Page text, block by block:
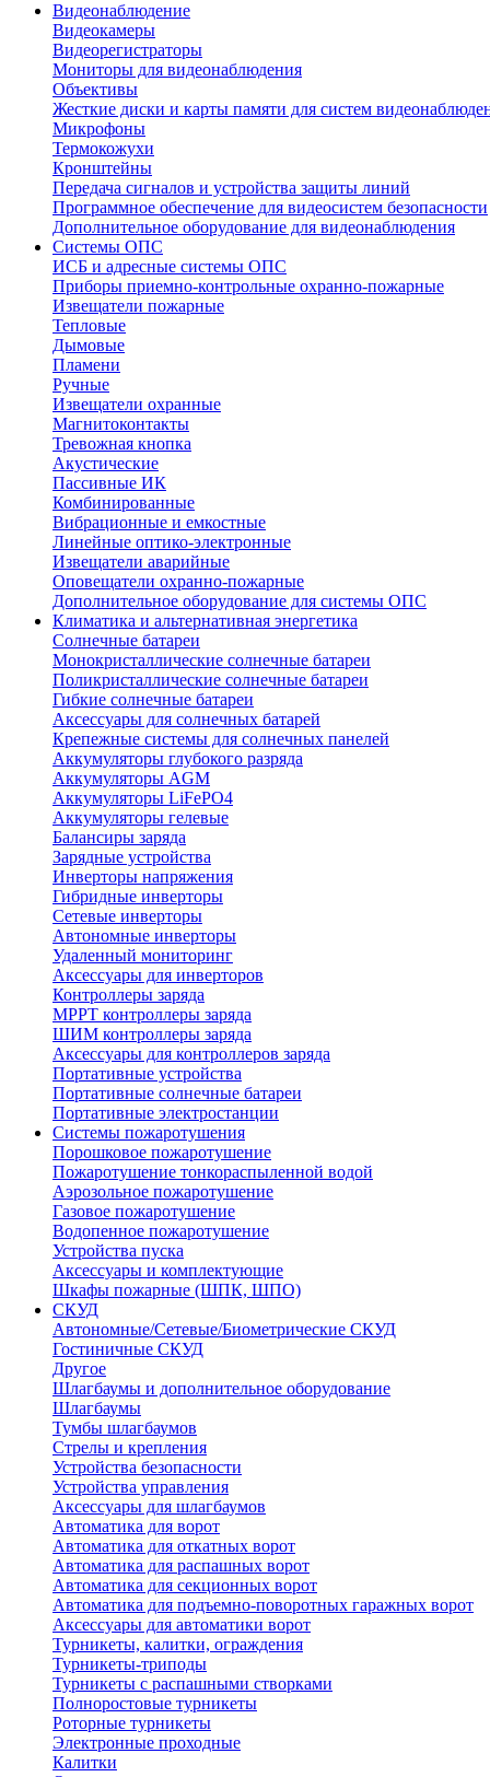
Видеонаблюдение
Видеокамеры
Видеорегистраторы
Мониторы для видеонаблюдения
Объективы
Жесткие диски и карты памяти для систем
Микрофоны
Термокожухи
Кронштейны
Передача сигналов и устройства защиты линий
Программное обеспечение для видеосистем безопасности
Дополнительное оборудование для видеонаблюдения
Системы ОПС
ИСБ и адресные системы ОПС
Приборы приемно-контрольные охранно-пожарные
Извещатели пожарные
Тепловые
Дымовые
Пламени
Ручные
Извещатели охранные
Магнитоконтакты
Тревожная кнопка
Акустические
Пассивные ИК
Комбинированные
Вибрационные и емкостные
Линейные оптико-электронные
Извещатели аварийные
Оповещатели охранно-пожарные
Дополнительное оборудование для системы ОПС
Климатика и альтернативная энергетика
Солнечные батареи
Монокристаллические солнечные батареи
Поликристаллические солнечные батареи
Гибкие солнечные батареи
Аксессуары для солнечных батарей
Крепежные системы для солнечных панелей
Аккумуляторы глубокого разряда
Аккумуляторы AGM
Аккумуляторы LiFePO4
Аккумуляторы гелевые
Балансиры заряда
Зарядные устройства
Инверторы напряжения
Гибридные инверторы
Сетевые инверторы
Автономные инверторы
Удаленный мониторинг
Аксессуары для инверторов
Контроллеры заряда
MPPT контроллеры заряда
ШИМ контроллеры заряда
Аксессуары для контроллеров заряда
Портативные устройства
Портативные солнечные батареи
Портативные электростанции
Системы пожаротушения
Порошковое пожаротушение
Пожаротушение тонкораспыленной водой
Аэрозольное пожаротушение
Газовое пожаротушение
Водопенное пожаротушение
Устройства пуска
Аксессуары и комплектующие
Шкафы пожарные (ШПК, ШПО)
СКУД
Автономные/Сетевые/Биометрические СКУД
Гостиничные СКУД
Другое
Шлагбаумы и дополнительное оборудование
Шлагбаумы
Тумбы шлагбаумов
Стрелы и крепления
Устройства безопасности
Устройства управления
Аксессуары для шлагбаумов
Автоматика для ворот
Автоматика для откатных ворот
Автоматика для распашных ворот
Автоматика для секционных ворот
Автоматика для подъемно-поворотных гаражных ворот
Аксессуары для автоматики ворот
Турникеты, калитки, ограждения
Турникеты-триподы
Турникеты с распашными створками
Полноростовые турникеты
Роторные турникеты
Электронные проходные
Калитки